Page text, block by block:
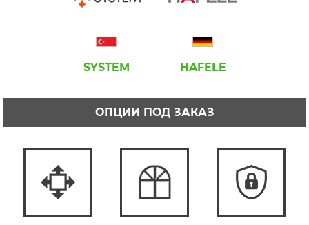
SYSTEM HAFELE
ОПЦИИ ПОД ЗАКАЗ